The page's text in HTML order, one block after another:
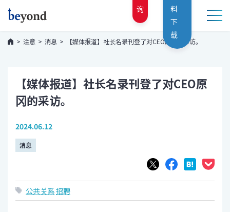
询
料
下
载
注意 消息 【媒体报道】社长名录刊登了对CEO原冈的采访。
【媒体报道】社长名录刊登了对CEO原
冈的采访。
2024.06.12
消息
公共关系招聘